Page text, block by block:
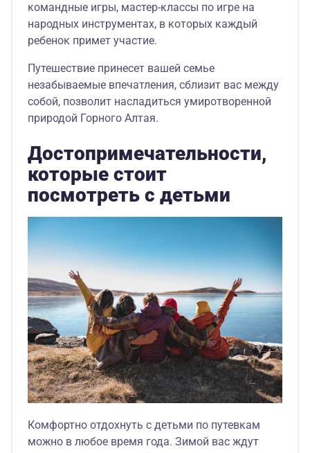
командные игры, мастер-классы по игре на
народных инструментах, в которых каждый
ребенок примет участие.
Путешествие принесет вашей семье
незабываемые впечатления, сблизит вас между
собой, позволит насладиться умиротворенной
природой Горного Алтая.
Достопримечательности,
которые стоит
посмотреть с детьми
Комфортно отдохнуть с детьми по путевкам
можно в любое время года. Зимой вас ждут